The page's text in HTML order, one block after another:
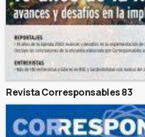
Revista Corresponsables 83